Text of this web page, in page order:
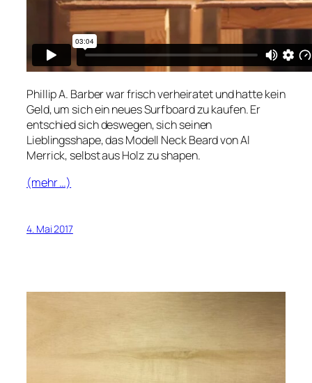
Phillip A. Barber war frisch verheiratet und hatte kein
Geld, um sich ein neues Surfboard zu kaufen. Er
entschied sich deswegen, sich seinen
Lieblingsshape, das Modell Neck BeardvonAl
Merrick, selbst aus Holz zu shapen.
(mehr …)
4. Mai 2017